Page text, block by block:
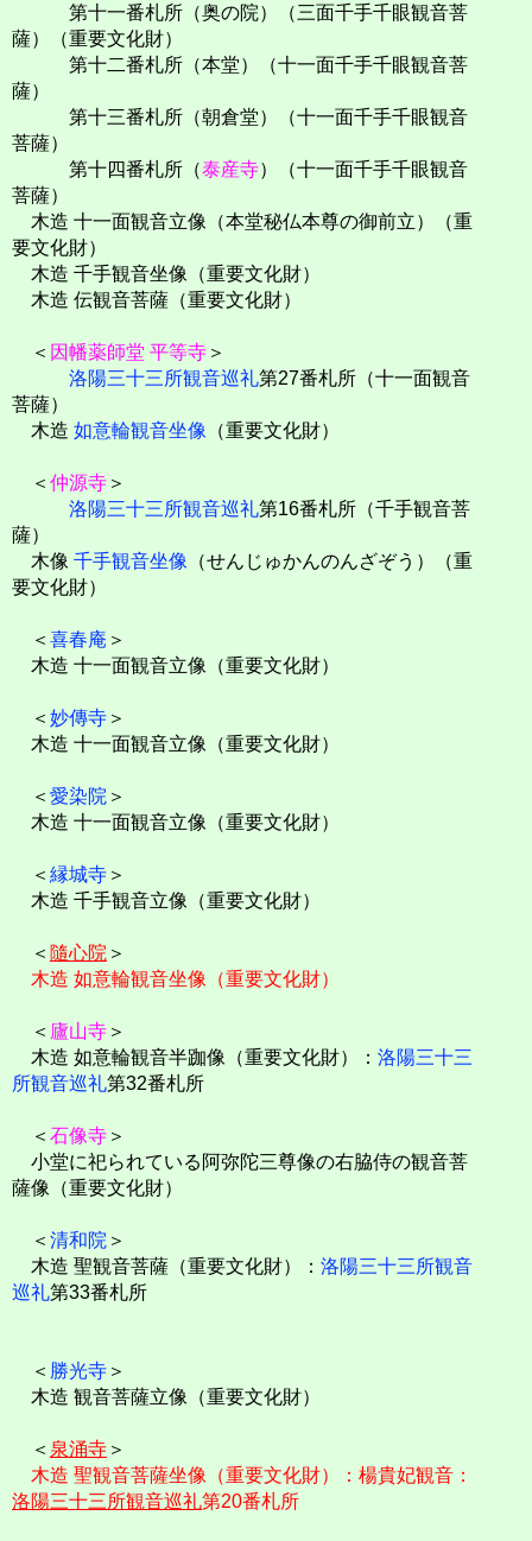
第十一番札所（奥の院）（三面千手千眼観音菩
薩）（重要文化財）
第十二番札所（本堂）（十一面千手千眼観音菩
薩）
第十三番札所（朝倉堂）（十一面千手千眼観音
菩薩）
第十四番札所（泰産寺）（十一面千手千眼観音
菩薩）
木造 十一面観音立像（本堂秘仏本尊の御前立）（重
要文化財）
木造 千手観音坐像（重要文化財）
木造 伝観音菩薩（重要文化財）
＜ 因幡薬師堂 平等寺 ＞
洛陽三十三所観音巡礼第27番札所（十一面観音
菩薩）
木造 如意輪観音坐像 （重要文化財）
＜ 仲源寺 ＞
洛陽三十三所観音巡礼第16番札所（千手観音菩
薩）
木像 千手観音坐像 （せんじゅかんのんざぞう）（重
要文化財）
＜ 喜春庵 ＞
木造 十一面観音立像（重要文化財）
＜ 妙傳寺 ＞
木造 十一面観音立像（重要文化財）
＜ 愛染院 ＞
木造 十一面観音立像（重要文化財）
＜ 縁城寺 ＞
木造 千手観音立像（重要文化財）
＜ 隨心院 ＞
木造 如意輪観音坐像（重要文化財）
＜ 廬山寺 ＞
木造 如意輪観音半跏像（重要文化財）： 洛陽三十三
所観音巡礼第32番札所
＜ 石像寺 ＞
小堂に祀られている阿弥陀三尊像の右脇侍の観音菩
薩像（重要文化財）
＜ 清和院 ＞
木造 聖観音菩薩（重要文化財）： 洛陽三十三所観音
巡礼第33番札所
＜ 勝光寺 ＞
木造 観音菩薩立像（重要文化財）
＜ 泉涌寺 ＞
木造 聖観音菩薩坐像（重要文化財）：楊貴妃観音：
洛陽三十三所観音巡礼第20番札所